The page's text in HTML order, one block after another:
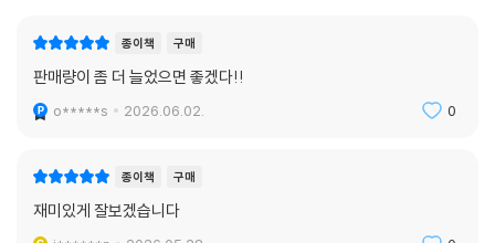
종이책 구매
판매량이 좀 더 늘었으면 좋겠다!!
o*****s 2026.06.02. 0
종이책 구매
재미있게 잘보겠습니다